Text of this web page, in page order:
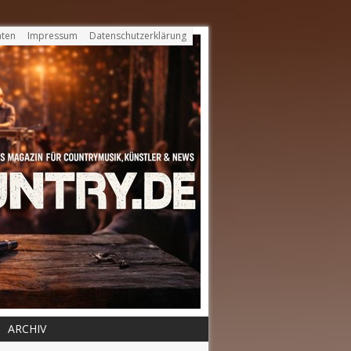
Impressum Datenschutzerklärung
ARCHIV